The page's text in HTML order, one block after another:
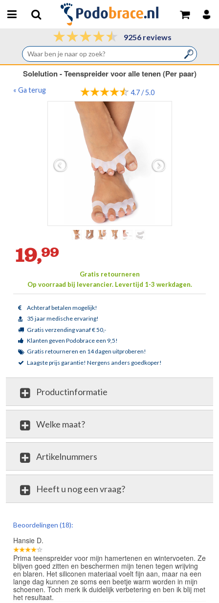
9256 reviews
Solelution - Teenspreider voor alle tenen (Per paar)
« Ga terug 4.7 / 5.0
19,99
Gratis retourneren
Op voorraad bij leverancier.Levertijd 1-3 werkdagen.
Achteraf betalen mogelijk!
35 jaar medische ervaring!
Gratis verzending vanaf € 50,-
Klanten geven Podobrace een 9,5!
Gratis retourneren en 14 dagen uitproberen!
Laagste prijs garantie! Nergens anders goedkoper!
Productinformatie
Welke maat?
Artikelnummers
Heeft u nog een vraag?
Beoordelingen (18):
Hansie D.
Prima teenspreider voor mijn hamertenen en wintervoeten. Ze
blijven goed zitten en beschermen mijn tenen tegen wrijving
en blaren. Het siliconen materiaal voelt fijn aan, maar na een
lange dag kunnen ze soms een beetje warm worden in mijn
schoenen. Toch merk ik duidelijk verbetering en ben ik blij met
het resultaat.